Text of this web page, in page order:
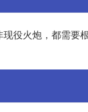
役火炮，都需要